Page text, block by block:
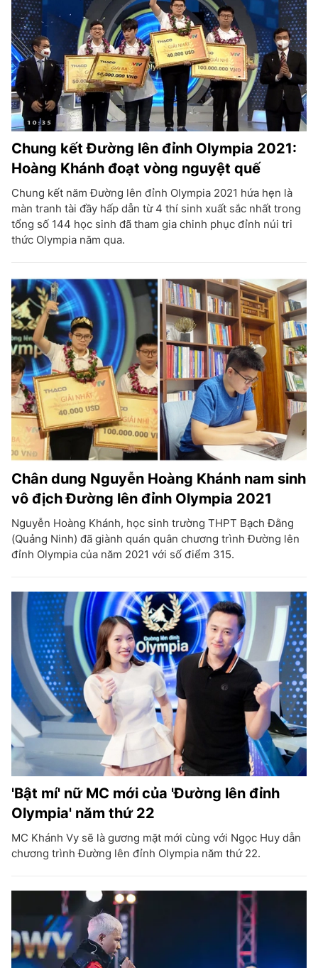
Chung kết Đường lên đỉnh Olympia 2021:
Hoàng Khánh đoạt vòng nguyệt quế
Chung kết năm Đường lên đỉnh Olympia 2021 hứa hẹn là
màn tranh tài đầy hấp dẫn từ 4 thí sinh xuất sắc nhất trong
tổng số 144 học sinh đã tham gia chinh phục đỉnh núi tri
thức Olympia năm qua.
Chân dung Nguyễn Hoàng Khánh nam sinh
vô địch Đường lên đỉnh Olympia 2021
Nguyễn Hoàng Khánh, học sinh trường THPT Bạch Đằng
(Quảng Ninh) đã giành quán quân chương trình Đường lên
đỉnh Olympia của năm 2021 với số điểm 315.
'Bật mí' nữ MC mới của 'Đường lên đỉnh
Olympia' năm thứ 22
MC Khánh Vy sẽ là gương mặt mới cùng với Ngọc Huy dẫn
chương trình Đường lên đỉnh Olympia năm thứ 22.